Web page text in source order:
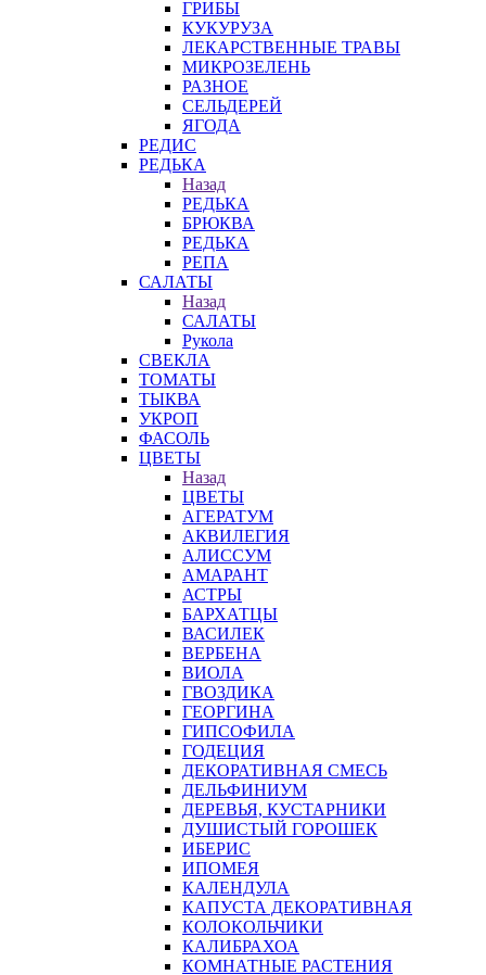
ГРИБЫ
КУКУРУЗА
ЛЕКАРСТВЕННЫЕ ТРАВЫ
МИКРОЗЕЛЕНЬ
РАЗНОЕ
СЕЛЬДЕРЕЙ
ЯГОДА
РЕДИС
РЕДЬКА
Назад
РЕДЬКА
БРЮКВА
РЕДЬКА
РЕПА
САЛАТЫ
Назад
САЛАТЫ
Рукола
СВЕКЛА
ТОМАТЫ
ТЫКВА
УКРОП
ФАСОЛЬ
ЦВЕТЫ
Назад
ЦВЕТЫ
АГЕРАТУМ
АКВИЛЕГИЯ
АЛИССУМ
АМАРАНТ
АСТРЫ
БАРХАТЦЫ
ВАСИЛЕК
ВЕРБЕНА
ВИОЛА
ГВОЗДИКА
ГЕОРГИНА
ГИПСОФИЛА
ГОДЕЦИЯ
ДЕКОРАТИВНАЯ СМЕСЬ
ДЕЛЬФИНИУМ
ДЕРЕВЬЯ, КУСТАРНИКИ
ДУШИСТЫЙ ГОРОШЕК
ИБЕРИС
ИПОМЕЯ
КАЛЕНДУЛА
КАПУСТА ДЕКОРАТИВНАЯ
КОЛОКОЛЬЧИКИ
КАЛИБРАХОА
КОМНАТНЫЕ РАСТЕНИЯ